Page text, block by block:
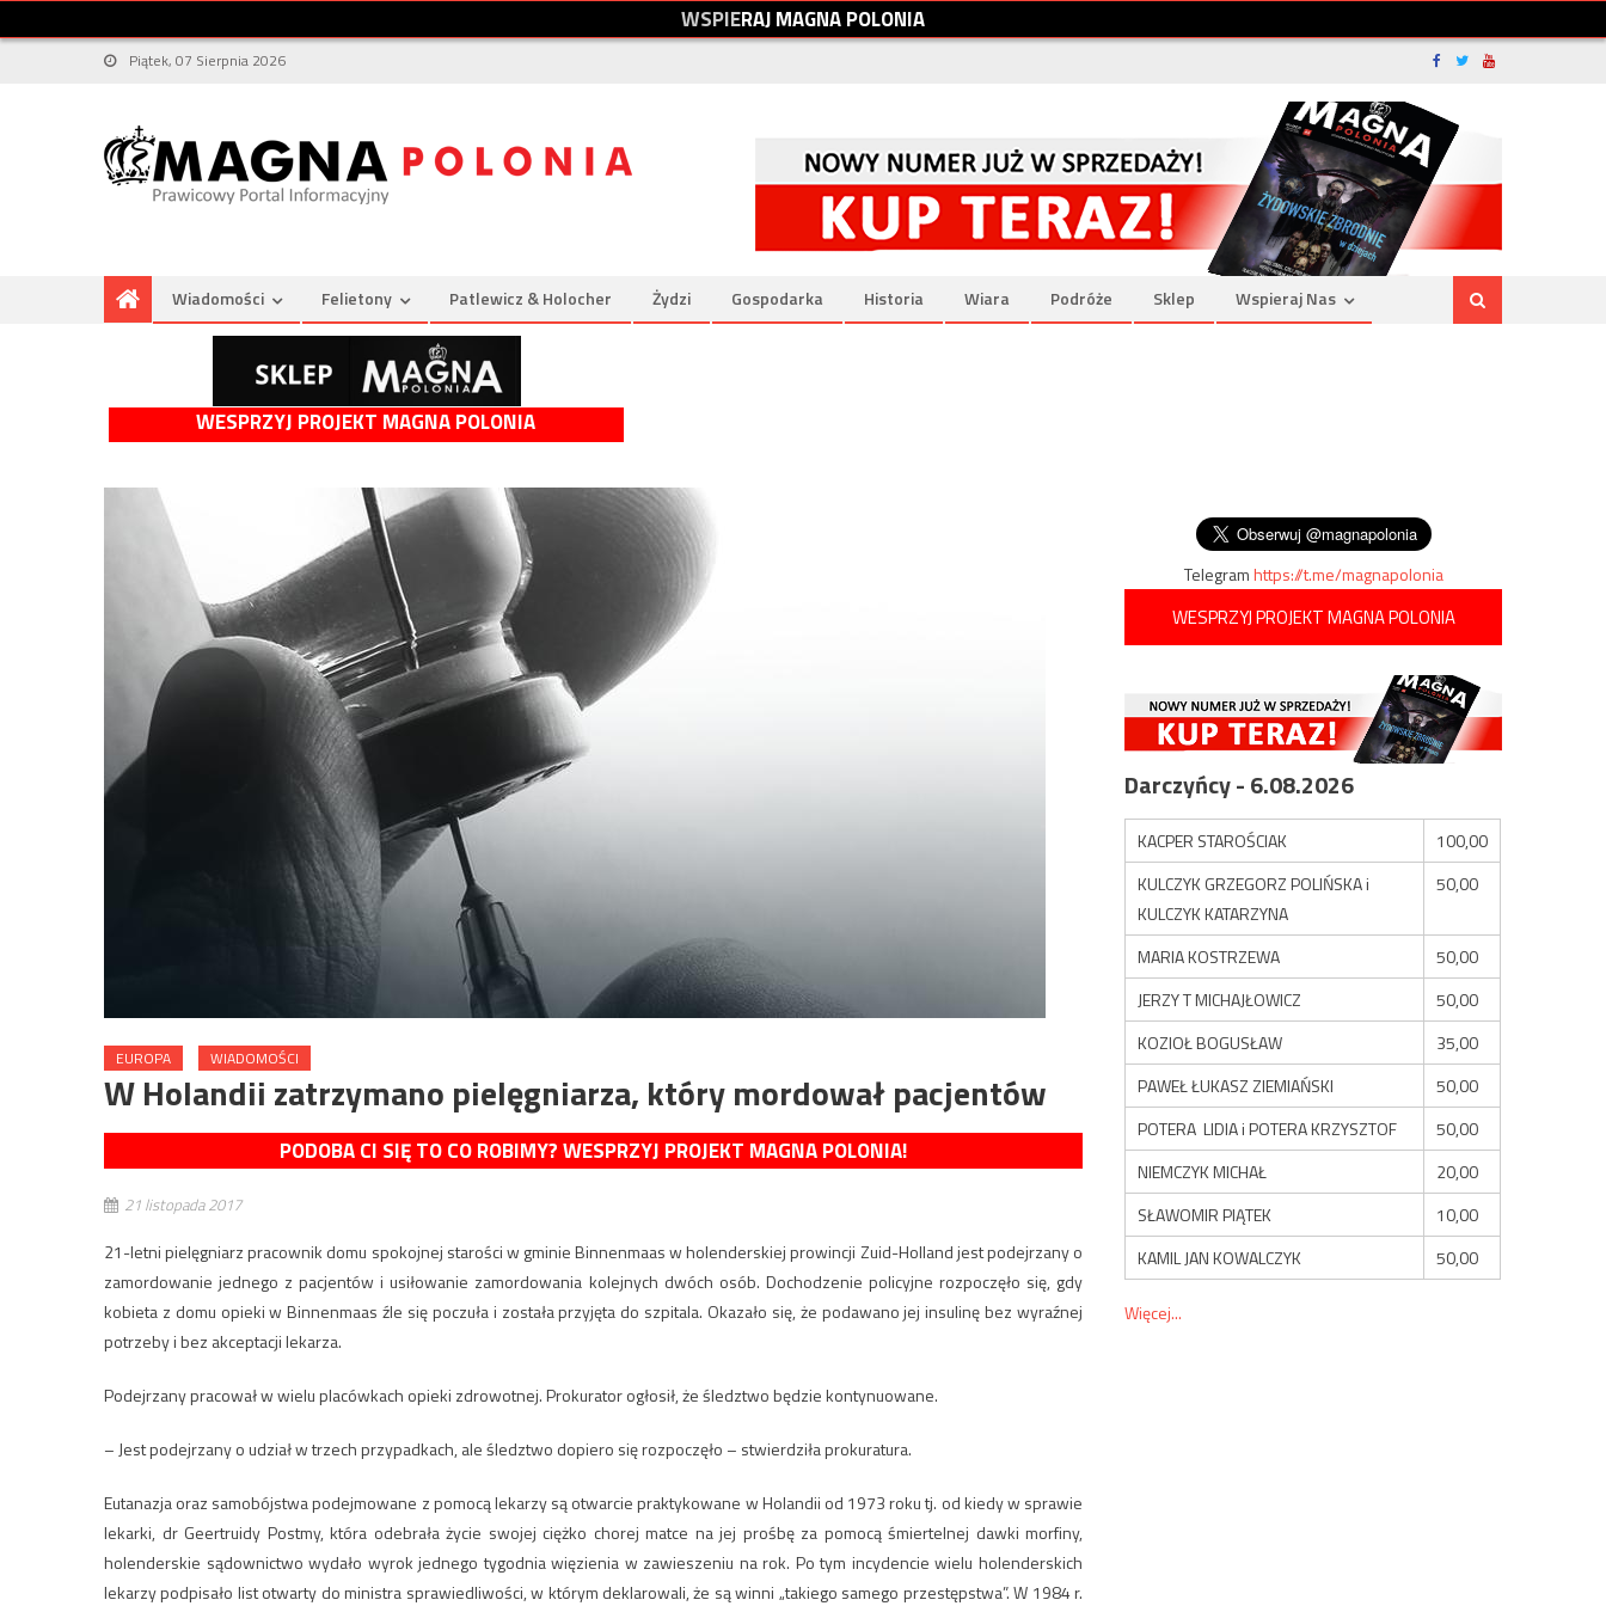
WSPIERAJMAGNAPOLONIA
Piątek, 07 Sierpnia 2026
Wiadomości Felietony Patlewicz & Holocher Żydzi Gospodarka Historia Wiara Podróże Sklep Wspieraj Nas
WESPRZYJ PROJEKT MAGNA POLONIA
EUROPA WIADOMOŚCI
W Holandii zatrzymano pielęgniarza, który mordował pacjentów
PODOBA CI SIĘ TO CO ROBIMY? WESPRZYJ PROJEKT MAGNA POLONIA!
21 listopada 2017
21-letni pielęgniarz pracownik domu spokojnej starości w gminie Binnenmaas w holenderskiej prowincji Zuid-Holland jest podejrzany o
zamordowanie jednego z pacjentów i usiłowanie zamordowania kolejnych dwóch osób. Dochodzenie policyjne rozpoczęło się, gdy
kobieta z domu opieki w Binnenmaas źle się poczuła i została przyjęta do szpitala. Okazało się, że podawano jej insulinę bez wyraźnej
potrzeby i bez akceptacji lekarza.
Podejrzany pracował w wielu placówkach opieki zdrowotnej. Prokurator ogłosił, że śledztwo będzie kontynuowane.
– Jest podejrzany o udział w trzech przypadkach, ale śledztwo dopiero się rozpoczęło – stwierdziła prokuratura.
Eutanazja oraz samobójstwa podejmowane z pomocą lekarzy są otwarcie praktykowane w Holandii od 1973 roku tj. od kiedy w sprawie
lekarki, dr Geertruidy Postmy, która odebrała życie swojej ciężko chorej matce na jej prośbę za pomocą śmiertelnej dawki morfiny,
holenderskie sądownictwo wydało wyrok jednego tygodnia więzienia w zawieszeniu na rok. Po tym incydencie wielu holenderskich
lekarzy podpisało list otwarty do ministra sprawiedliwości, w którym deklarowali, że są winni „takiego samego przestępstwa”. W 1984 r.
Telegramhttps://t.me/magnapolonia
WESPRZYJ PROJEKT MAGNA POLONIA
Darczyńcy - 6.08.2026
KACPER STAROŚCIAK
100,00
KULCZYK GRZEGORZ POLIŃSKA i
KULCZYK KATARZYNA
50,00
MARIA KOSTRZEWA
50,00
JERZY T MICHAJŁOWICZ
50,00
KOZIOŁ BOGUSŁAW
35,00
PAWEŁ ŁUKASZ ZIEMIAŃSKI
50,00
POTERA LIDIA i POTERA KRZYSZTOF
50,00
NIEMCZYK MICHAŁ
20,00
SŁAWOMIR PIĄTEK
10,00
KAMIL JAN KOWALCZYK
50,00
Więcej...